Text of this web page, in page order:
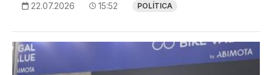
22.07.2026 15:52 POLÍTICA
Imagem